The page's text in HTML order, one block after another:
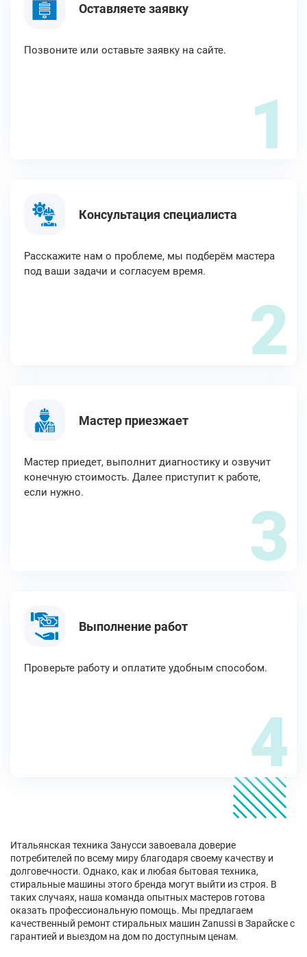
Оставляете заявку
Позвоните или оставьте заявку на сайте.
1
Консультация специалиста
Расскажите нам о проблеме, мы подберём мастера
под ваши задачи и согласуем время.
2
Мастер приезжает
Мастер приедет, выполнит диагностику и озвучит
конечную стоимость. Далее приступит к работе,
если нужно.
3
Выполнение работ
Проверьте работу и оплатите удобным способом.
4
Итальянская техника Занусси завоевала доверие
потребителей по всему миру благодаря своему качеству и
долговечности. Однако, как и любая бытовая техника,
стиральные машины этого бренда могут выйти из строя. В
таких случаях, наша команда опытных мастеров готова
оказать профессиональную помощь. Мы предлагаем
качественный ремонт стиральных машин Zanussi в Зарайске с
гарантией и выездом на дом по доступным ценам.